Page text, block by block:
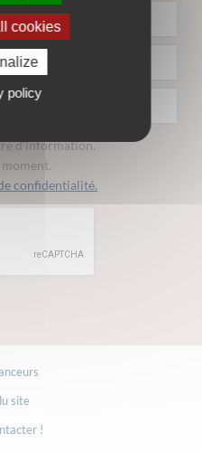
d'information.
confidentialité.
site
!
cookies
policy